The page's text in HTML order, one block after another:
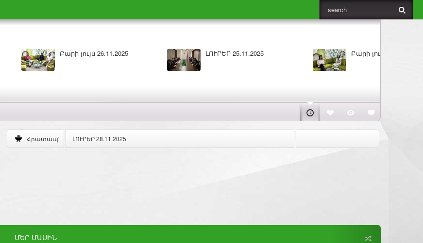
Բարի լույս 26.11.2025 ԼՈՒՐԵՐ 25.11.2025 Բարի լույս 25.11.2025
Հրատապ' ԼՈՒՐԵՐ 28.11.2025
ՄԵՐ ՄԱՍԻՆ